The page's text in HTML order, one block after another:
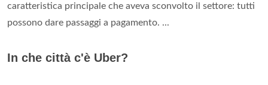
caratteristica principale che aveva sconvolto il settore: tutti
possono dare passaggi a pagamento. ...
In che città c'è Uber?